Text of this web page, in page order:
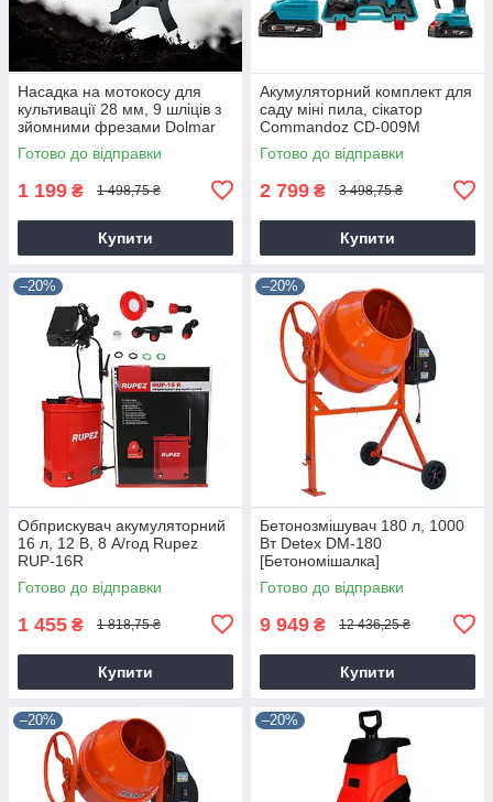
Насадка на мотокосу для
культивації 28 мм, 9 шліців з
зйомними фрезами Dolmar
9T28
Готово до відправки
1 199 ₴ 1 498,75 ₴
Купити
Акумуляторний комплект для
саду міні пила, сікатор
Commandoz CD-009M
Готово до відправки
2 799 ₴ 3 498,75 ₴
Купити
–20%
Обприскувач акумуляторний
16 л, 12 В, 8 А/год Rupez
RUP-16R
Готово до відправки
1 455 ₴ 1 818,75 ₴
Купити
–20%
Бетонозмішувач 180 л, 1000
Вт Detex DM-180
[Бетономішалка]
Готово до відправки
9 949 ₴ 12 436,25 ₴
Купити
–20% –20%